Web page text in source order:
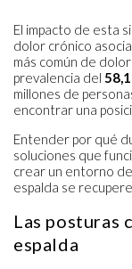
El impacto de esta
dolor crónico
más común de
prevalencia del
millones de
encontrar una
Entender por qué
soluciones que
crear un entorno
espalda se recupere.
Las posturas
espalda